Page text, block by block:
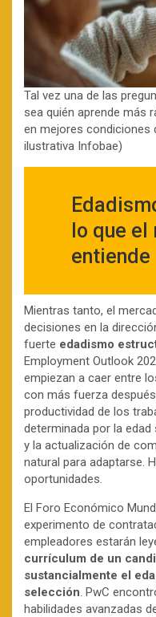
Tal vez una de las
sea quién aprende más
en mejores condiciones
ilustrativa Infobae)
lo que
entiende
Mientras tanto, el
decisiones en la
fuerte edadismo
Employment Outlook
empiezan a caer entre
con más fuerza
productividad de los
determinada por la
y la actualización de
natural para adaptarse.
oportunidades.
El Foro Económico
experimento de
empleadores estarán
currículum de un
sustancialmente el
selección. PwC
habilidades avanzadas